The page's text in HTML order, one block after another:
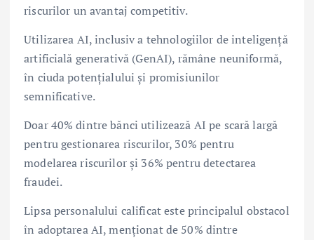
riscurilor un avantaj competitiv.
Utilizarea AI, inclusiv a tehnologiilor de inteligență
artificială generativă (GenAI), rămâne neuniformă,
în ciuda potențialului și promisiunilor
semnificative.
Doar 40% dintre bănci utilizează AI pe scară largă
pentru gestionarea riscurilor, 30% pentru
modelarea riscurilor și 36% pentru detectarea
fraudei.
Lipsa personalului calificat este principalul obstacol
în adoptarea AI, menționat de 50% dintre